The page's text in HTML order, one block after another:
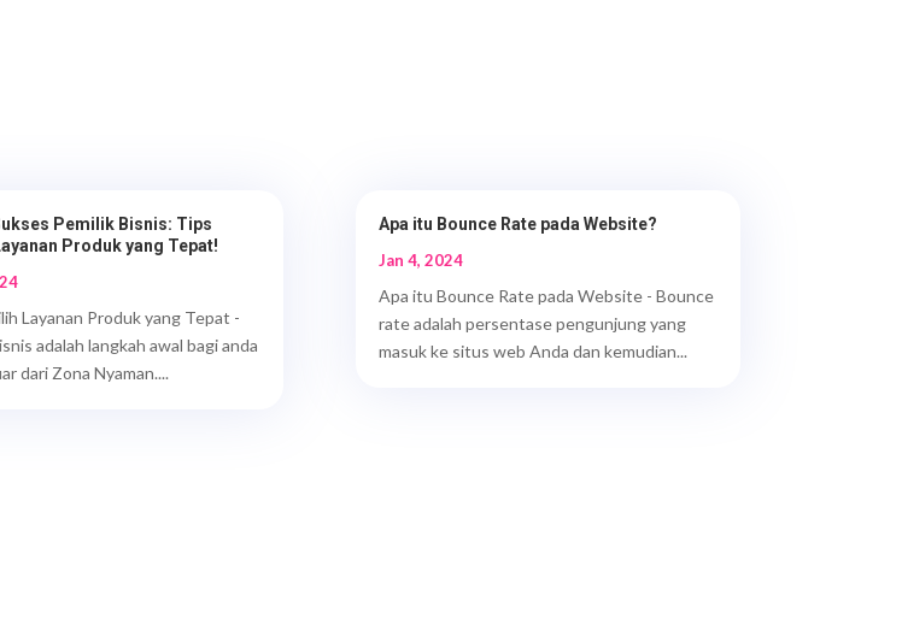
Pemilik Bisnis: Tips
Produk yang Tepat!
Layanan Produk yang Tepat -
adalah langkah awal bagi anda
dari Zona Nyaman....
Apa itu Bounce Rate pada Website?
Jan 4, 2024
Apa itu Bounce Rate pada Website - Bounce
rate adalah persentase pengunjung yang
masuk ke situs web Anda dan kemudian...